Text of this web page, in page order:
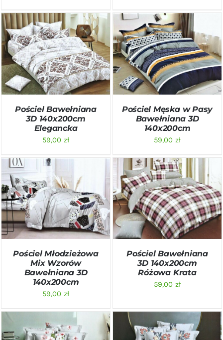
DODAJ DO KOSZYKA
/
SZCZEGÓŁY
Pościel Bawełniana
3D 140x200cm
Elegancka
59,00 zł
DODAJ DO KOSZYKA
/
SZCZEGÓŁY
Pościel Męska w Pasy
Bawełniana 3D
140x200cm
59,00 zł
DODAJ DO KOSZYKA
/
SZCZEGÓŁY
Pościel Młodzieżowa
Mix Wzorów
Bawełniana 3D
140x200cm
59,00 zł
DODAJ DO KOSZYKA
/
SZCZEGÓŁY
Pościel Bawełniana
3D 140x200cm
Różowa Krata
59,00 zł